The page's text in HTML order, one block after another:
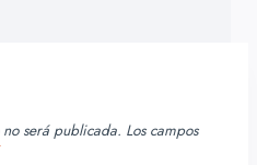
será publicada. Los campos